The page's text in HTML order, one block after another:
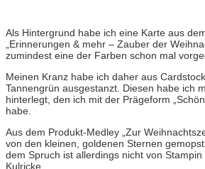
Als Hintergrund habe ich eine Karte aus
„Erinnerungen & mehr – Zauber der
zumindest eine der Farben schon mal
Meinen Kranz habe ich daher aus
Tannengrün ausgestanzt. Diesen habe ich
hinterlegt, den ich mit der Prägeform
habe.
Aus dem Produkt-Medley „Zur
von den kleinen, goldenen Sternen
dem Spruch ist allerdings nicht von
Kulricke…